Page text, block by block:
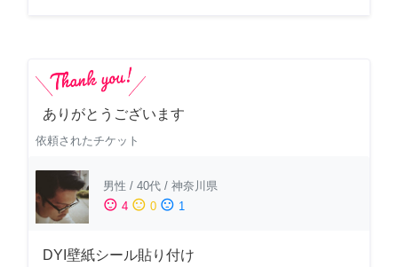
ありがとうございます
依頼されたチケット
男性 / 40代 / 神奈川県
sentiment_satisfied 4 sentiment_neutral 0 sentiment_dissatisfied 1
DYI壁紙シール貼り付け